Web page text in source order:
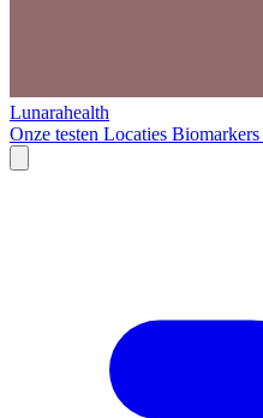
Lunarahealth
Onze testen Locaties Biomarkers